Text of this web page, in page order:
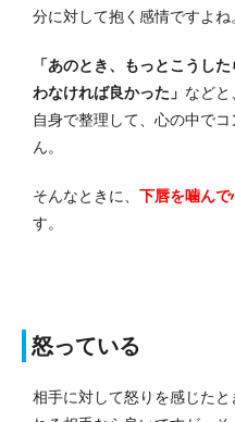
分に対して抱く感情ですよね
「あのとき、もっとこうし
わなければ良かった」 など
自身で整理して、心の中で
ん。
そんなときに、 下唇を噛んで
す。
怒っている
相手に対して怒りを感じた